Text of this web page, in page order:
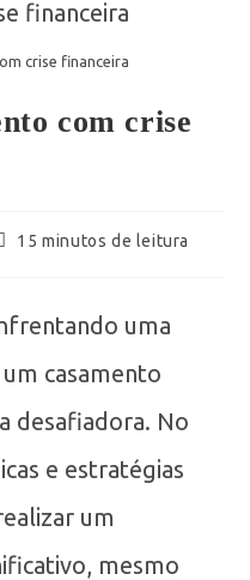
crise financeira
com crise
15 minutos de leitura
uma
casamento
desafiadora. No
e estratégias
um
mesmo